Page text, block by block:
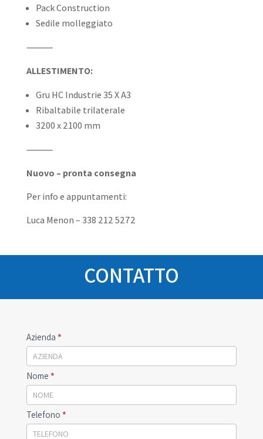
Pack Construction
Sedile molleggiato
⸻
ALLESTIMENTO:
Gru HC Industrie 35 X A3
Ribaltabile trilaterale
3200 x 2100 mm
⸻
Nuovo – pronta consegna
Per info e appuntamenti:
Luca Menon – 338 212 5272
CONTATTO
Emilia
Gru
Contact
Azienda *
Nome *
Telefono *